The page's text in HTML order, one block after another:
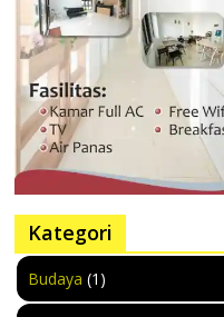
Kategori
Budaya (1)